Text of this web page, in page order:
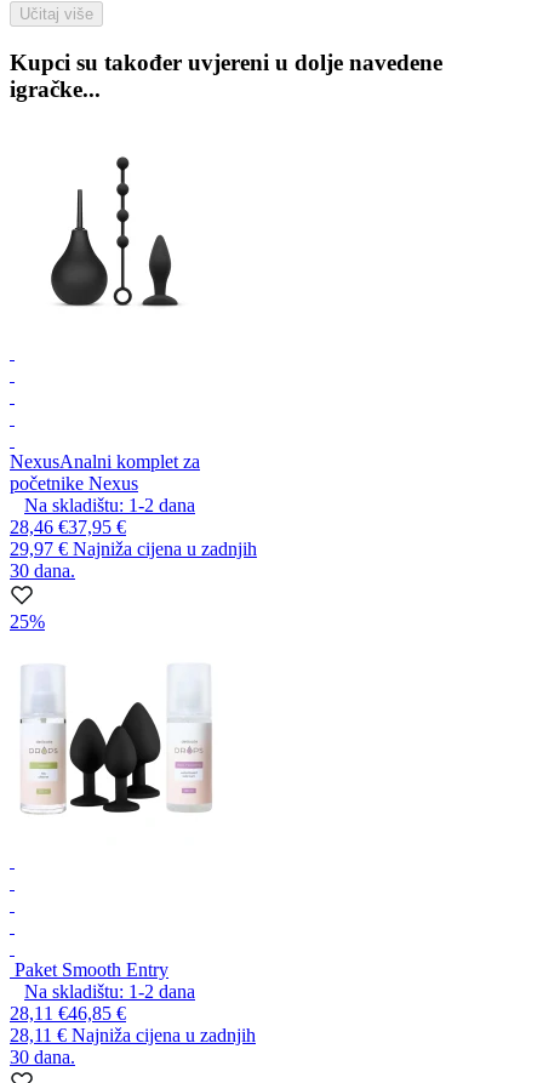
Učitaj više
Kupci su također uvjereni u dolje navedene
igračke...
NexusAnalni komplet za
početnike Nexus
Na skladištu: 1-2 dana
28,46 €37,95 €
29,97 € Najniža cijena u zadnjih
30 dana.
25%
Paket Smooth Entry
Na skladištu: 1-2 dana
28,11 €46,85 €
28,11 € Najniža cijena u zadnjih
30 dana.